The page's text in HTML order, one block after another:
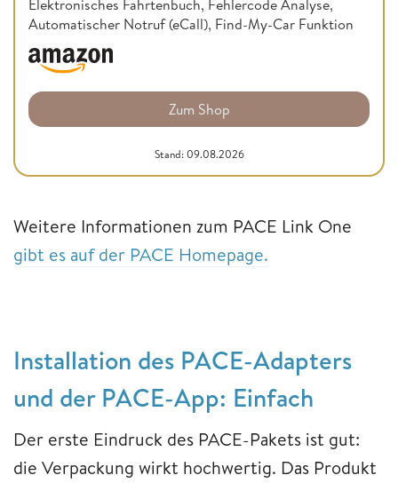
Elektronisches Fahrtenbuch, Fehlercode Analyse,
Automatischer Notruf (eCall), Find-My-Car Funktion
Zum Shop
Stand: 09.08.2026
Weitere Informationen zum PACE Link One
gibt es auf der PACE Homepage.
Installation des PACE-Adapters
und der PACE-App: Einfach
Der erste Eindruck des PACE-Pakets ist gut:
die Verpackung wirkt hochwertig. Das Produkt